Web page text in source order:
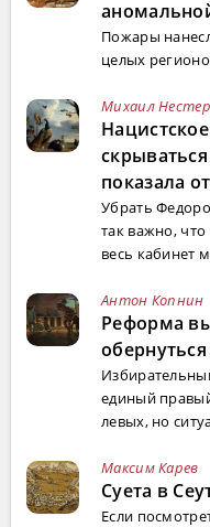
Пожары
целых
Михаил
показала
Убрать
так важно, что
весь кабинет
Антон Копнин
Реформа
единый
левых, но
Максим Карев
Суета в
Если